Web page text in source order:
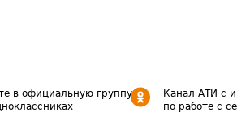
в официальную группу
Канал АТИ с
по работе с